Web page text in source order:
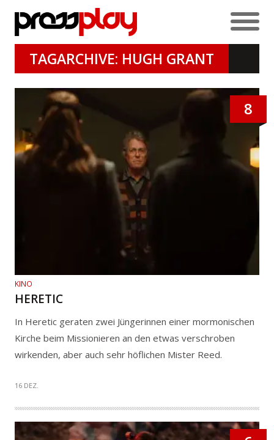
TAGARCHIVE: HUGH GRANT
8
KINO
HERETIC
In Heretic geraten zwei Jüngerinnen einer mormonischen
Kirche beim Missionieren an den etwas verschroben
wirkenden, aber auch sehr höflichen Mister Reed.
16 DEZ.